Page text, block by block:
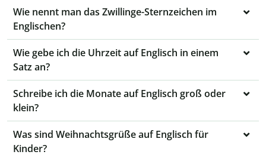
Wie nennt man das Zwillinge-Sternzeichen im
Englischen?
Wie gebe ich die Uhrzeit auf Englisch in einem
Satz an?
Schreibe ich die Monate auf Englisch groß oder
klein?
Was sind Weihnachtsgrüße auf Englisch für
Kinder?